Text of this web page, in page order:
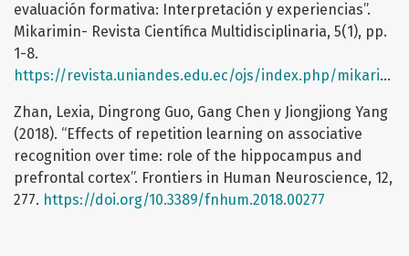
evaluación formativa: Interpretación y experiencias”.
Mikarimin- Revista Científica Multidisciplinaria, 5(1), pp.
1-8.
https://revista.uniandes.edu.ec/ojs/index.php/mikarimin/article/view/1269
Zhan, Lexia, Dingrong Guo, Gang Chen y Jiongjiong Yang
(2018). “Effects of repetition learning on associative
recognition over time: role of the hippocampus and
prefrontal cortex”. Frontiers in Human Neuroscience, 12,
277. https://doi.org/10.3389/fnhum.2018.00277